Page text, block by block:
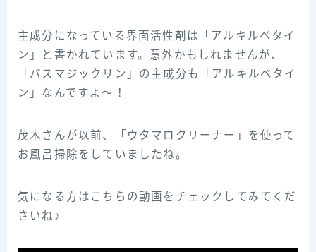
主成分になっている界面活性剤は「アルキルベタイ
ン」と書かれています。意外かもしれませんが、
「バスマジックリン」の主成分も「アルキルベタイ
ン」なんですよ～！
茂木さんが以前、「ウタマロクリーナー」を使って
お風呂掃除をしていましたね。
気になる方はこちらの動画をチェックしてみてくだ
さいね♪